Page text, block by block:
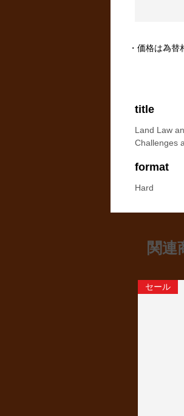
title
Land Law
Challenges
format
Hard
・価格は為
関連
セール